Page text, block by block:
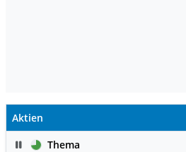
Aktien
PauseThema